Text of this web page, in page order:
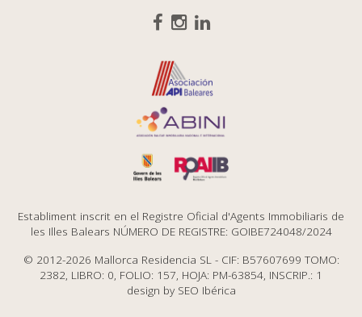
Establiment inscrit en el Registre Oficial d'Agents Immobiliaris de
les Illes Balears NÚMERO DE REGISTRE: GOIBE724048/2024
© 2012-2026 Mallorca Residencia SL - CIF: B57607699 TOMO:
2382, LIBRO: 0, FOLIO: 157, HOJA: PM-63854, INSCRIP.: 1
design by SEO Ibérica